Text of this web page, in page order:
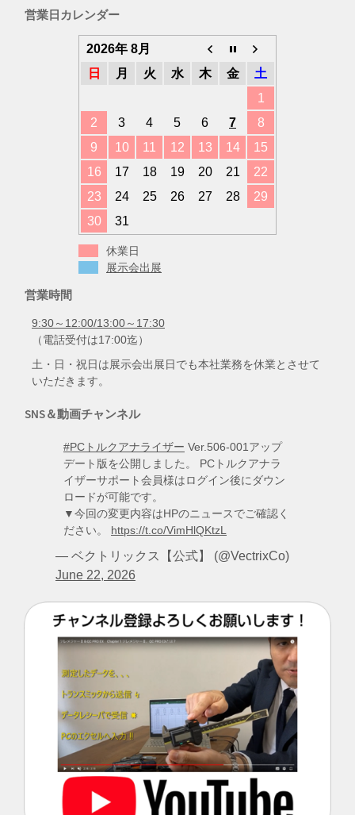
リ
営業日カレンダー
2026年 8月
日
月 火 水 木 金
土
1
2
3 4 5 6 7
8
9
10 11 12 13 14
15
16
17 18 19 20 21
22
23
24 25 26 27 28
29
30
31
休業日
展示会出展
営業時間
9:30～12:00/13:00～17:30
（電話受付は17:00迄）
土・日・祝日は展示会出展日でも本社業務を休業とさせて
いただきます。
SNS＆動画チャンネル
#PCトルクアナライザー Ver.506-001アップ
デート版を公開しました。 PCトルクアナラ
イザーサポート会員様はログイン後にダウン
ロードが可能です。
▼今回の変更内容はHPのニュースでご確認く
ださい。 https://t.co/VimHlQKtzL
— ベクトリックス【公式】 (@VectrixCo)
June 22, 2026